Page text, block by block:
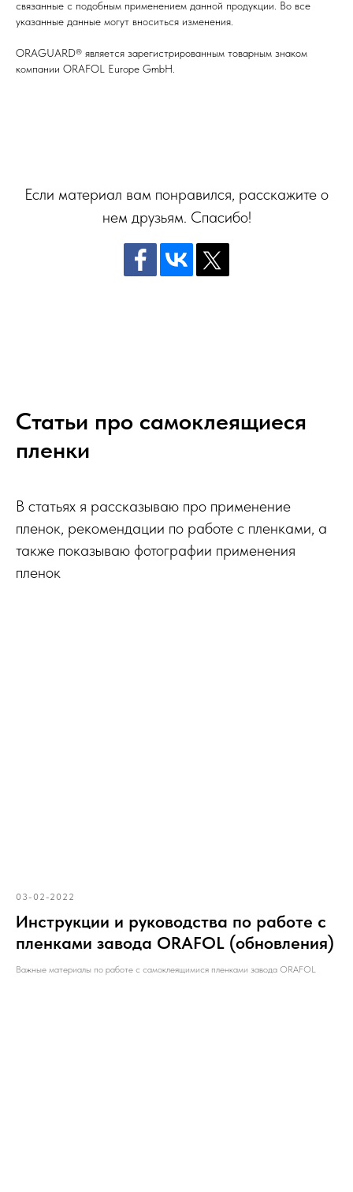
связанные с подобным применением данной продукции. Во все
указанные данные могут вноситься изменения.
ORAGUARD® является зарегистрированным товарным знаком
компании ORAFOL Europe GmbH.
Если материал вам понравился, расскажите о
нем друзьям. Спасибо!
Статьи про самоклеящиеся
пленки
В статьях я рассказываю про применение
пленок, рекомендации по работе с пленками, а
также показываю фотографии применения
пленок
03-02-2022
Инструкции и руководства по работе с
пленками завода ORAFOL (обновления)
Важные материалы по работе с самоклеящимися пленками завода ORAFOL